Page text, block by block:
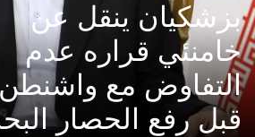
بزشكيان ينقل عن
خامنئي قراره عدم
التفاوض مع واشنطن
قبل رفع الحصار